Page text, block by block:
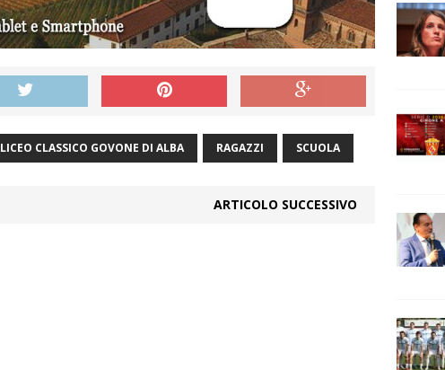
LICEO CLASSICO GOVONE DI ALBA RAGAZZI SCUOLA
ARTICOLO SUCCESSIVO